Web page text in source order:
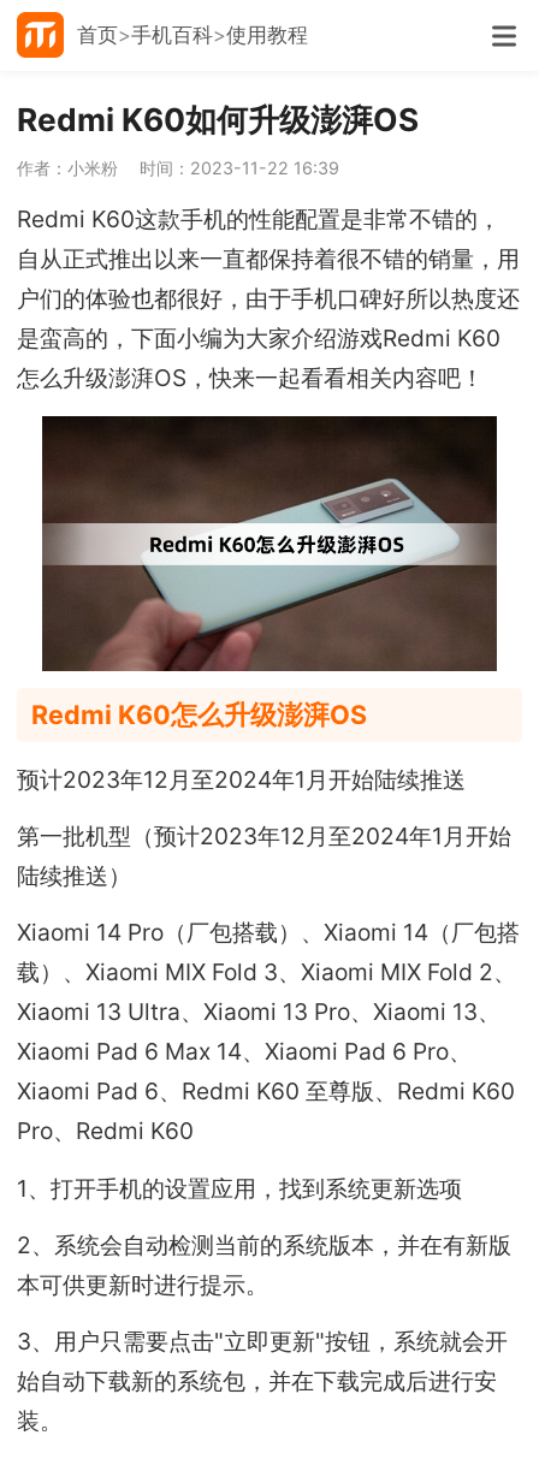
首页 手机百科 使用教程
Redmi K60如何升级澎湃OS
作者：小米粉 时间：2023-11-22 16:39
Redmi K60这款手机的性能配置是非常不错的，
自从正式推出以来一直都保持着很不错的销量，用
户们的体验也都很好，由于手机口碑好所以热度还
是蛮高的，下面小编为大家介绍游戏Redmi K60
怎么升级澎湃OS，快来一起看看相关内容吧！
Redmi K60怎么升级澎湃OS
预计2023年12月至2024年1月开始陆续推送
第一批机型（预计2023年12月至2024年1月开始
陆续推送）
Xiaomi 14 Pro（厂包搭载）、Xiaomi 14（厂包搭
载）、Xiaomi MIX Fold 3、Xiaomi MIX Fold 2、
Xiaomi 13 Ultra、Xiaomi 13 Pro、Xiaomi 13、
Xiaomi Pad 6 Max 14、Xiaomi Pad 6 Pro、
Xiaomi Pad 6、Redmi K60 至尊版、Redmi K60
Pro、Redmi K60
1、打开手机的设置应用，找到系统更新选项
2、系统会自动检测当前的系统版本，并在有新版
本可供更新时进行提示。
3、用户只需要点击"立即更新"按钮，系统就会开
始自动下载新的系统包，并在下载完成后进行安
装。